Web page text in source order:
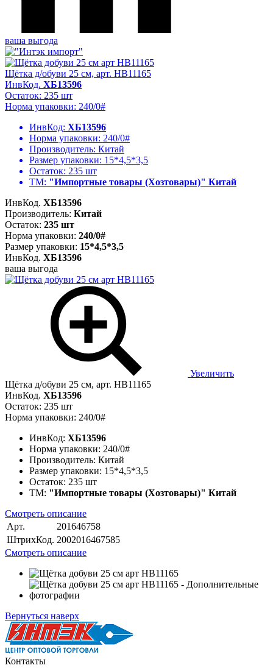
ваша выгода
Щётка д/обуви 25 см, арт. HB11165
ИнвКод. ХБ13596
Остаток: 235 шт
Норма упаковки: 240/0#
ИнвКод: ХБ13596
Норма упаковки: 240/0#
Производитель: Китай
Размер упаковки: 15*4,5*3,5
Остаток: 235 шт
ТМ: "Импортные товары (Хозтовары)" Китай
ИнвКод. ХБ13596
Производитель: Китай
Остаток: 235 шт
Норма упаковки: 240/0#
Размер упаковки: 15*4,5*3,5
ИнвКод. ХБ13596
ваша выгода
Увеличить
Щётка д/обуви 25 см, арт. HB11165
ИнвКод. ХБ13596
Остаток: 235 шт
Норма упаковки: 240/0#
ИнвКод: ХБ13596
Норма упаковки: 240/0#
Производитель: Китай
Размер упаковки: 15*4,5*3,5
Остаток: 235 шт
ТМ: "Импортные товары (Хозтовары)" Китай
Смотреть описание
Арт.
201646758
ШтрихКод. 2002016467585
Смотреть описание
Вернуться наверх
Контакты